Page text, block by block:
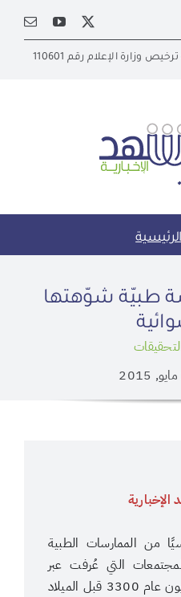
وزارة الإعلام رقم 110601
طبيّة شوّهتها
من الممارسات الطبية
التي عُرفت عبر
التاريخ، واستخدمها الأشوريون عام 3300 قبل الميلاد